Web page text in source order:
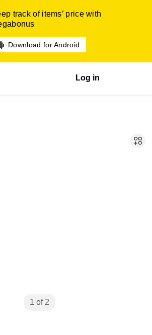
track of items’ price with
Download for Android
Log in
1 of 2